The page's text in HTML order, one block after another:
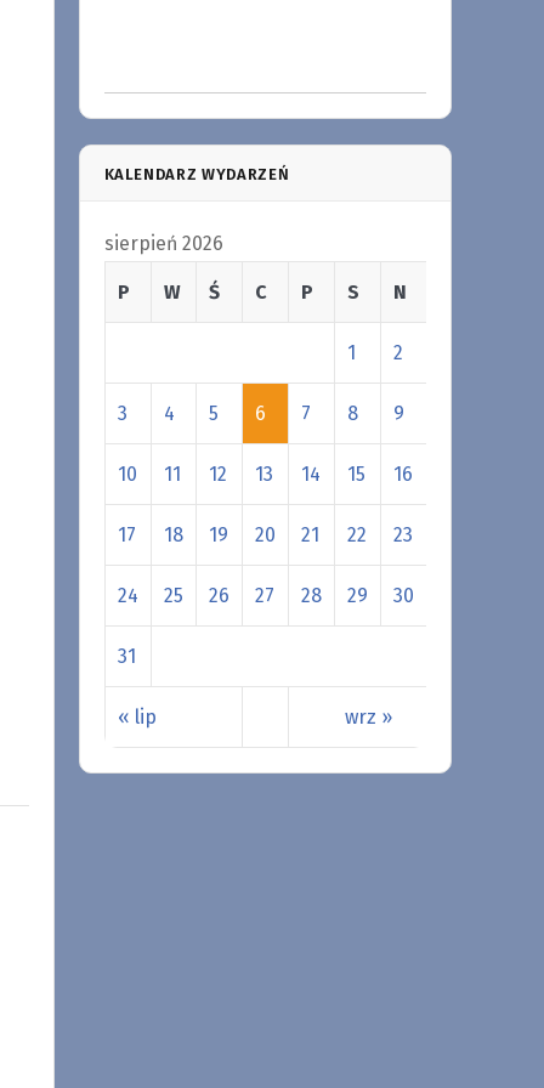
KALENDARZ WYDARZEŃ
sierpień 2026
P W Ś C P S N
« lip wrz »
1 2
3 4 5 6 7 8 9
10 11 12 13 14 15 16
17 18 19 20 21 22 23
24 25 26 27 28 29 30
31